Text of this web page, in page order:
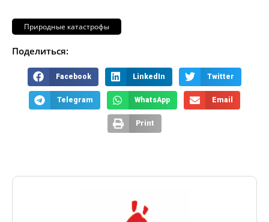
Природные катастрофы
Поделиться:
Facebook LinkedIn Twitter
Telegram WhatsApp Email
Print